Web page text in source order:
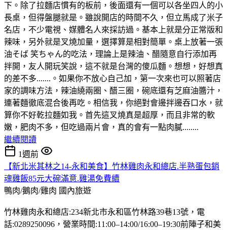
下。除了拉麵店慣有的板前，後面還有一個可以各坐四人的小
長桌，但得盤腿就是。雖說開店的時間不久，但立馬成了米子
名店，不少電視、媒體名人來採訪過。基本上就是分正常版和
辣味，另外就是叉燒加量，選擇算是相對簡單。桌上放著一張
油そば 笑ちゃん的吃法，理論上是辣油、醋隨意自行添加再
拌開，友人開玩笑說，這不就是台灣的傻瓜麵。想想，好想真
的差不多.......。如果你不放心自己加，第一次來也可以照著店
家的調味方法，辣油繞兩圈、醋三圈，碗底還有芝麻油醬汁，
連著麵徹底混合後再吃。相信我，你絕對會邊拌邊吞口水，就
算你不好乾拉麵如我。首先這叉燒真是超厚，而且非常的軟
嫩，肥肉不多，但吃過兩片會，真的會有一點肉膩........
繼續閱讀
1週前
【新北米其林之14-永和美食】竹林雞肉永和總店.半熟蛋包銷
魂雞飯85元大碗滿意.雞湯免費續
鴨肉/鵝肉/雞肉 國內旅遊
竹林雞肉永和總店:234新北市永和區竹林路39巷13號，電
話:0289250096，營業時間:11:00–14:00/16:00–19:30前陣子和美